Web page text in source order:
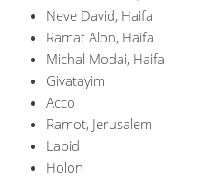
Neve David, Haifa
Ramat Alon, Haifa
Michal Modai, Haifa
Givatayim
Acco
Ramot, Jerusalem
Lapid
Holon